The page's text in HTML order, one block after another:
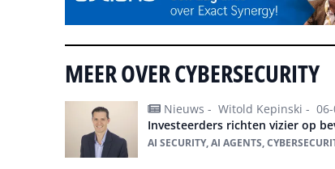
MEER OVER CYBERSECURITY
Nieuws - Witold Kepinski -
Investeerders richten vizier op
AI SECURITY, AI AGENTS,